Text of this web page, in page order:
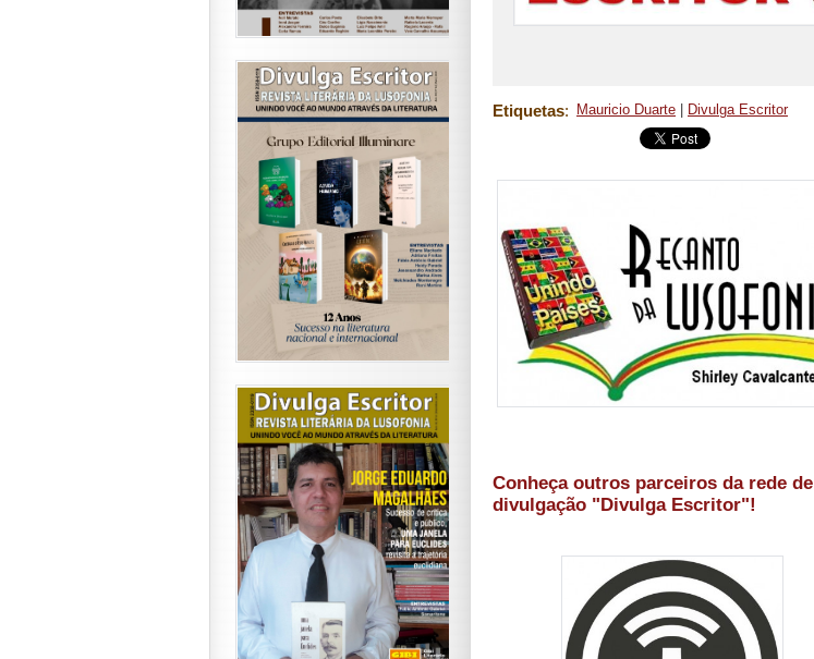
Etiquetas: Mauricio Duarte Divulga Escritor
Conheça outros parceiros da rede de
divulgação "Divulga Escritor"!